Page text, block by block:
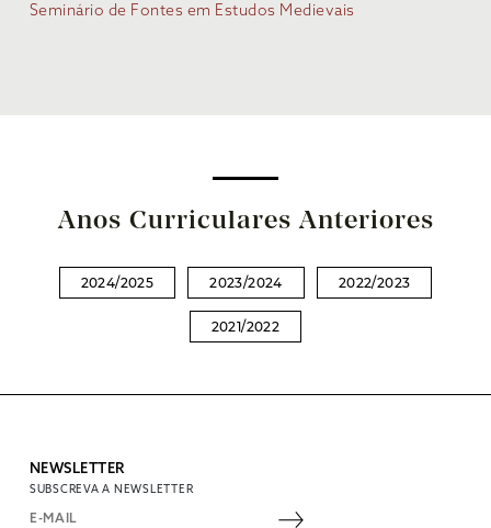
Seminário de Fontes em Estudos Medievais
Anos Curriculares Anteriores
2024/2025 2023/2024 2022/2023
2021/2022
NEWSLETTER
SUBSCREVA A NEWSLETTER